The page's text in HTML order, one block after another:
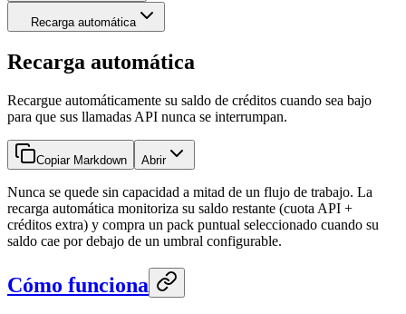
Recarga automática
Recarga automática
Recargue automáticamente su saldo de créditos cuando sea bajo
para que sus llamadas API nunca se interrumpan.
Copiar Markdown Abrir
Nunca se quede sin capacidad a mitad de un flujo de trabajo. La
recarga automática monitoriza su saldo restante (cuota API +
créditos extra) y compra un pack puntual seleccionado cuando su
saldo cae por debajo de un umbral configurable.
Cómo funciona